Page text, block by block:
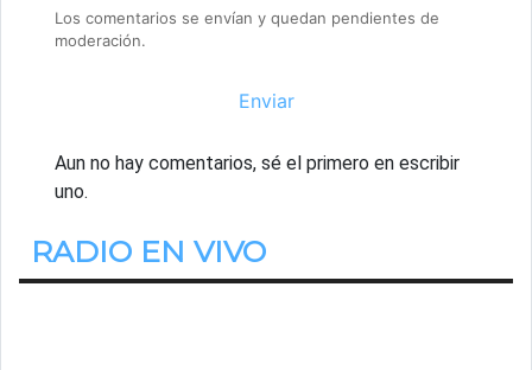
Los comentarios se envían y quedan pendientes de
moderación.
Enviar
Aun no hay comentarios, sé el primero en escribir
uno.
RADIO EN VIVO